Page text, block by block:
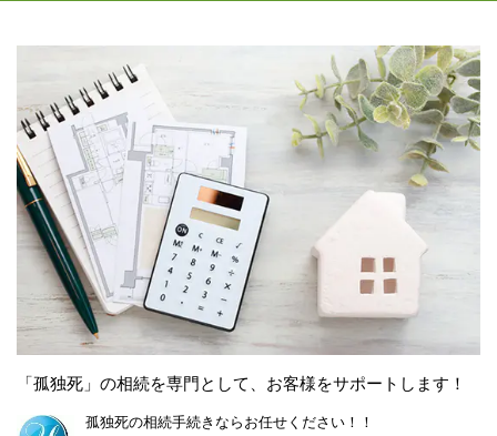
「孤独死」の相続を専門として、お客様をサポートします！
孤独死の相続手続きならお任せください！！